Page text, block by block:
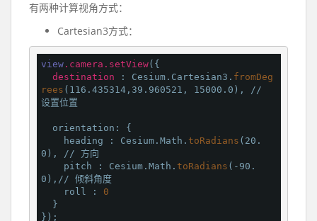
有两种计算视角方式：
Cartesian3方式：
view .camera .setView({
destination
: Cesium.Cartesian3. fromDeg
rees (116.435314,39.960521, 15000.0), //
设置位置
    heading : Cesium.Math.
toRadians (20.
0), // 方向
    pitch : Cesium.Math.
toRadians (-90.
0),// 倾斜角度
    roll :
0